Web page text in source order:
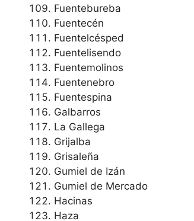
Fuentebureba
Fuentecén
Fuentelcésped
Fuentelisendo
Fuentemolinos
Fuentenebro
Fuentespina
Galbarros
La Gallega
Grijalba
Grisaleña
Gumiel de Izán
Gumiel de Mercado
Hacinas
Haza